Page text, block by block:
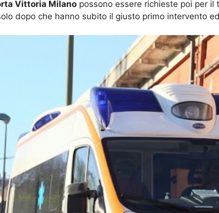
Vittoria Milano possono essere richieste poi per
dopo che hanno subito il giusto primo intervento